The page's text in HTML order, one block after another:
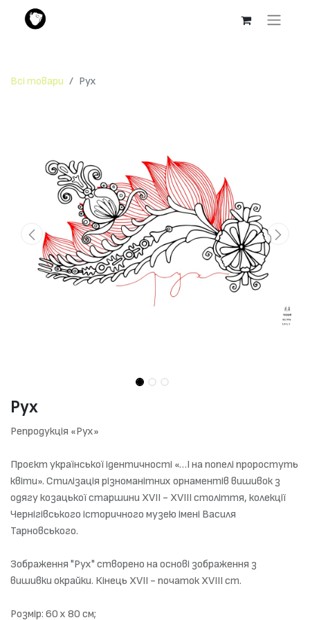
Всі товари Рух
Рух
Репродукція «Рух»
Проєкт української ідентичності «…І на попелі проростуть
квіти». Стилізація різноманітних орнаментів вишивок з
одягу козацької старшини XVII - XVIII cтоліття, колекції
Чернігівського історичного музею імені Василя
Тарновського.
Зображення "Рух" створено на основі зображення з
вишивки окрайки. Кінець XVII - початок XVIII ст.
Розмір: 60 х 80 см;